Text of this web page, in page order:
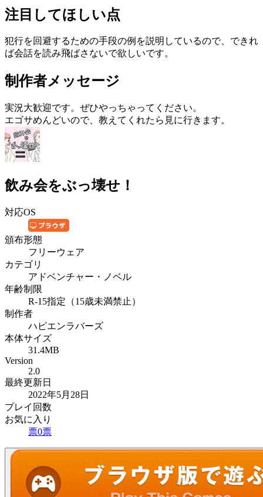
注目してほしい点
犯行を回避するための手段の例を説明しているので、できれ
ば会話を読み飛ばさないで欲しいです。
制作者メッセージ
実況大歓迎です。ぜひやっちゃってください。
エゴサめんどいので、教えてくれたら見に行きます。
飲み会をぶっ壊せ！
対応OS
頒布形態
フリーウェア
カテゴリ
アドベンチャー・ノベル
年齢制限
R-15指定（15歳未満禁止）
制作者
ハピエンラバーズ
本体サイズ
31.4MB
Version
2.0
最終更新日
2022年5月28日
プレイ回数
お気に入り
票0票